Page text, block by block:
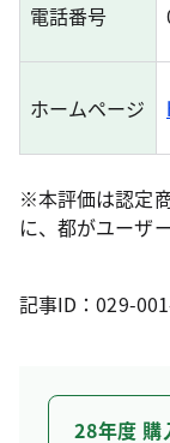
電話番号
ホームページ
※本評価は認定
に、都がユーザ
記事ID：029-
28年度 購